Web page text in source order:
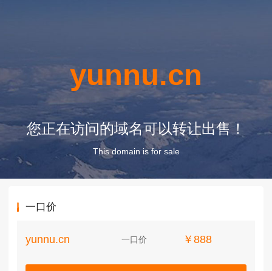
yunnu.cn
您正在访问的域名可以转让出售！
This domain is for sale
一口价
yunnu.cn 一口价 ￥888